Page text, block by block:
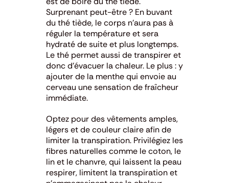
Surprenant peut-être ? En buvant
du thé tiède, le corps n’aura pas à
réguler la température et sera
hydraté de suite et plus longtemps.
Le thé permet aussi de transpirer et
donc d’évacuer la chaleur. Le plus : y
ajouter de la menthe qui envoie au
cerveau une sensation de fraîcheur
immédiate.
Optez pour des vêtements amples,
légers et de couleur claire afin de
limiter la transpiration. Privilégiez les
fibres naturelles comme le coton, le
lin et le chanvre, qui laissent la peau
respirer, limitent la transpiration et